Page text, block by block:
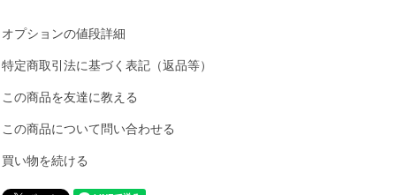
オプションの値段詳細
特定商取引法に基づく表記（返品等）
この商品を友達に教える
この商品について問い合わせる
買い物を続ける